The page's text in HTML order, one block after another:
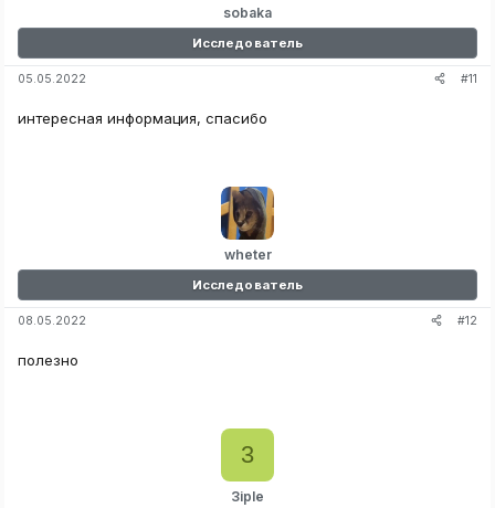
sobaka
Исследователь
05.05.2022 #11
интересная информация, спасибо
wheter
Исследователь
08.05.2022 #12
полезно
3iple
3